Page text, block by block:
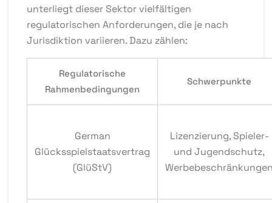
unterliegt dieser Sektor vielfältigen
regulatorischen Anforderungen, die je nach
Jurisdiktion variieren. Dazu zählen:
Regulatorische
Rahmenbedingungen
Schwerpunkte
German
Glücksspielstaatsvertrag
(GlüStV)
Lizenzierung, Spieler-
und Jugendschutz,